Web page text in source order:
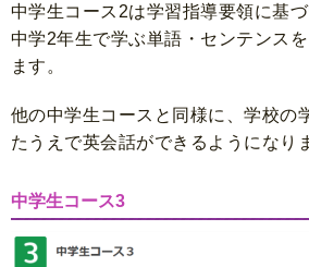
中学生コース2は学習指導要領に基づ
中学2年生で学ぶ単語・センテンス
ます。
他の中学生コースと同様に、学校の
たうえで英会話ができるようになり
中学生コース3